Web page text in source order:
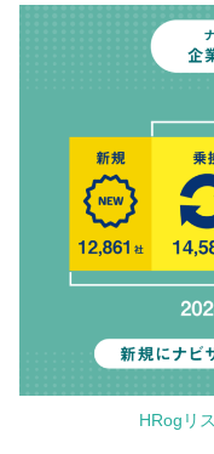
HRogリ